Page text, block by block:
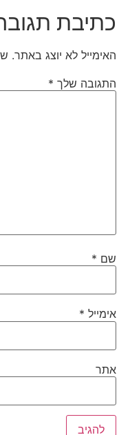
כתיבת תגובה
האימייל לא יוצג באתר.
התגובה שלך*
שם*
אימייל*
אתר